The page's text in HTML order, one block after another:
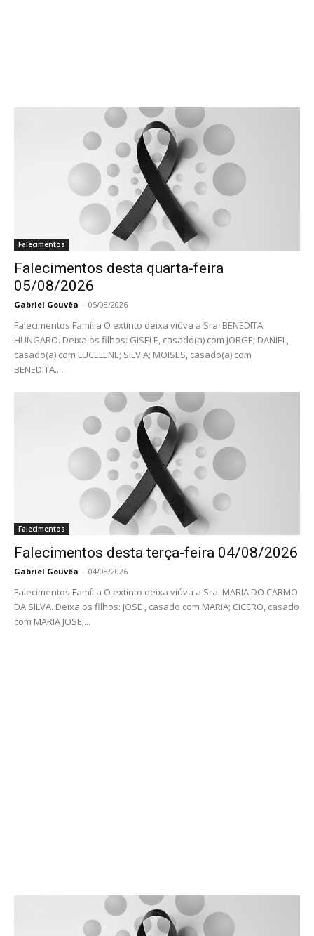
Falecimentos
Falecimentos desta quarta-feira
05/08/2026
Gabriel Gouvêa - 05/08/2026
Falecimentos Família O extinto deixa viúva a Sra. BENEDITA
HUNGARO. Deixa os filhos: GISELE, casado(a) com JORGE; DANIEL,
casado(a) com LUCELENE; SILVIA; MOISES, casado(a) com
BENEDITA....
Falecimentos
Falecimentos desta terça-feira 04/08/2026
Gabriel Gouvêa - 04/08/2026
Falecimentos Família O extinto deixa viúva a Sra. MARIA DO CARMO
DA SILVA. Deixa os filhos: JOSE , casado com MARIA; CICERO, casado
com MARIA JOSE;...